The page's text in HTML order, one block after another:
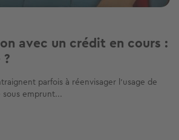
avec un crédit en cours :
parfois à réenvisager l’usage de
emprunt...